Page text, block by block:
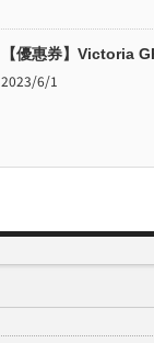
【優惠券】Victoria
2023/6/1